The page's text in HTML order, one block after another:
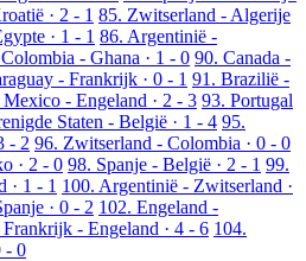
· 2 - 1 85. Zwitserland - Algerije
· 1 - 1 86. Argentinië -
- Ghana · 1 - 0 90. Canada -
- Frankrijk · 0 - 1 91. Brazilië -
- Engeland · 2 - 3 93. Portugal
Staten - België · 1 - 4 95.
- 2 96. Zwitserland - Colombia · 0 - 0
· 2 - 0 98. Spanje - België · 2 - 1 99.
· 1 - 1 100. Argentinië - Zwitserland ·
· 0 - 2 102. Engeland -
Frankrijk - Engeland · 4 - 6 104.
- 0